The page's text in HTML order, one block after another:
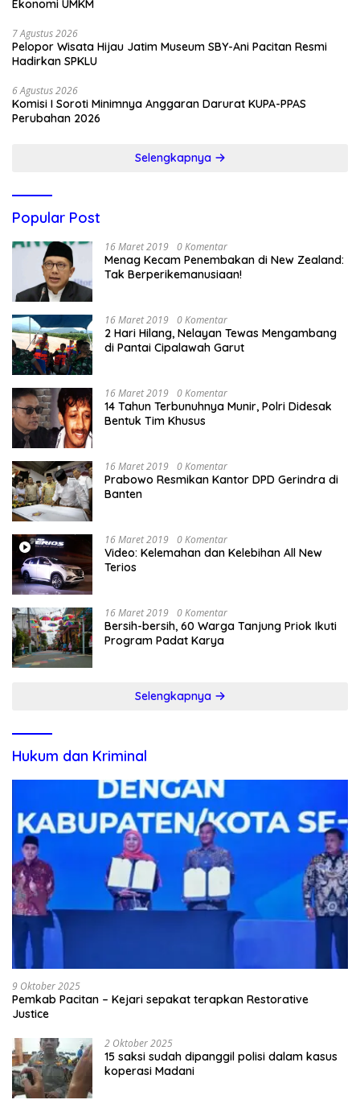
Ekonomi UMKM
7 Agustus 2026
Pelopor Wisata Hijau Jatim Museum SBY-Ani Pacitan Resmi
Hadirkan SPKLU
6 Agustus 2026
Komisi I Soroti Minimnya Anggaran Darurat KUPA-PPAS
Perubahan 2026
Selengkapnya
Popular Post
16 Maret 2019 0 Komentar
Menag Kecam Penembakan di New Zealand:
Tak Berperikemanusiaan!
16 Maret 2019 0 Komentar
2 Hari Hilang, Nelayan Tewas Mengambang
di Pantai Cipalawah Garut
16 Maret 2019 0 Komentar
14 Tahun Terbunuhnya Munir, Polri Didesak
Bentuk Tim Khusus
16 Maret 2019 0 Komentar
Prabowo Resmikan Kantor DPD Gerindra di
Banten
16 Maret 2019 0 Komentar
Video: Kelemahan dan Kelebihan All New
Terios
16 Maret 2019 0 Komentar
Bersih-bersih, 60 Warga Tanjung Priok Ikuti
Program Padat Karya
Selengkapnya
Hukum dan Kriminal
9 Oktober 2025
Pemkab Pacitan – Kejari sepakat terapkan Restorative
Justice
2 Oktober 2025
15 saksi sudah dipanggil polisi dalam kasus
koperasi Madani